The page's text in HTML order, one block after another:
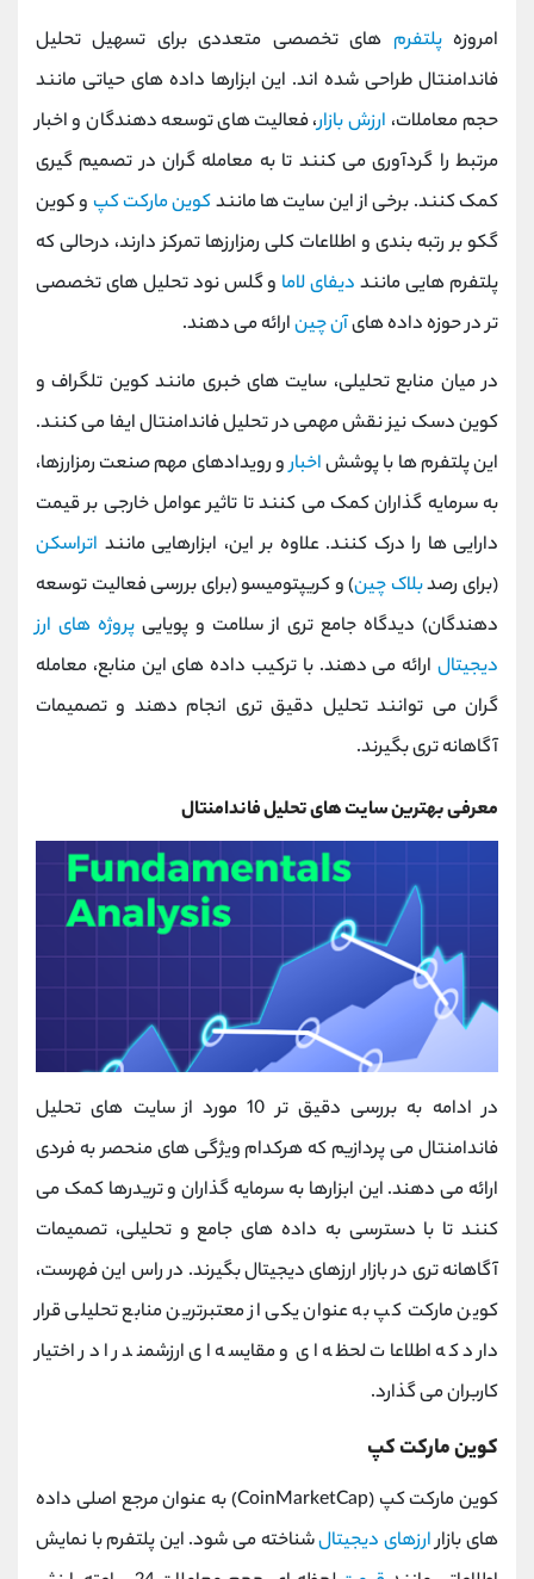
امروزهپلتفرم ‌های تخصصی متعددی برای تسهیل تحلیل
فاندامنتال طراحی شده ‌اند. این ابزارها داده ‌های حیاتی مانند
حجم معاملات، ارزش بازار، فعالیت ‌های توسعه ‌دهندگان و اخبار
مرتبط را گردآوری می کنند تا به معامله ‌گران در تصمیم ‌گیری
کمک کنند. برخی از این سایت ‌ها مانندکوین مارکت ‌کپ و کوین
‌گکو بر رتبه ‌بندی و اطلاعات کلی رمزارزها تمرکز دارند، درحالی که
پلتفرم ‌هایی مانند دیفای ‌لاما و گلس ‌نود تحلیل‌ های تخصصی
‌تر در حوزه داده ‌هایآن ‌چینارائه می ‌دهند.
در میان منابع تحلیلی، سایت ‌های خبری مانند کوین‌ تلگراف و
کوین ‌دسک نیز نقش مهمی در تحلیل فاندامنتال ایفا می کنند.
این پلتفرم ‌ها با پوششاخبارو رویدادهای مهم صنعت رمزارزها،
به سرمایه ‌گذاران کمک می‌ کنند تا تاثیر عوامل خارجی بر قیمت
دارایی ‌ها را درک کنند. علاوه بر این، ابزارهایی مانند اتراسکن
(برای رصدبلاک ‌چین) و کریپتو‌میسو (برای بررسی فعالیت توسعه
‌دهندگان) دیدگاه جامع ‌تری از سلامت و پویاییپروژه ‌های ارز
دیجیتال ارائه می‌ دهند. با ترکیب داده ‌های این منابع، معامله
‌گران می ‌توانند تحلیل دقیق‌ تری انجام دهند و تصمیمات
آگاهانه ‌تری بگیرند.
معرفی بهترین سایت های تحلیل فاندامنتال
در ادامه به بررسی دقیق‌ تر 10 مورد از سایت های تحلیل
فاندامنتال می ‌پردازیم که هرکدام ویژگی ‌های منحصر به فردی
ارائه می ‌دهند. این ابزارها به سرمایه‌ گذاران و تریدرها کمک می
کنند تا با دسترسی به داده ‌های جامع و تحلیلی، تصمیمات
آگاهانه ‌تری در بازار ارزهای دیجیتال بگیرند. در راس این فهرست،
کوین ‌مارکت‌ کپ به عنوان یکی از معتبرترین منابع تحلیلی قرار
دارد که اطلاعات لحظه ‌ای و مقایسه ‌ای ارزشمند را در اختیار
کاربران می‌ گذارد.
کوین مارکت کپ
کوین ‌مارکت ‌کپ (CoinMarketCap) به عنوان مرجع اصلی داده
‌های بازارارزهای دیجیتالشناخته می ‌شود. این پلتفرم با نمایش